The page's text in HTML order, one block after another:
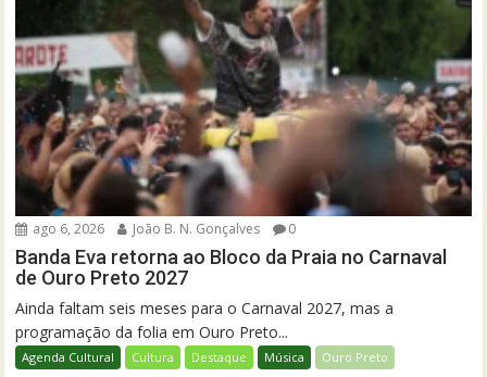
ago 6, 2026 João B. N. Gonçalves 0
Banda Eva retorna ao Bloco da Praia no Carnaval
de Ouro Preto 2027
Ainda faltam seis meses para o Carnaval 2027, mas a
programação da folia em Ouro Preto...
Agenda Cultural Cultura Destaque Música Ouro Preto